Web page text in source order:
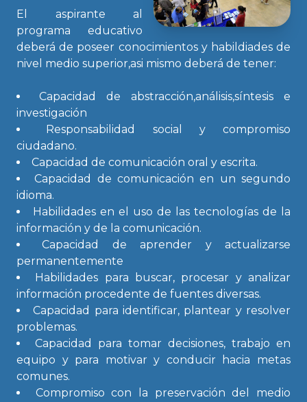
El aspirante al
programa educativo
deberá de poseer conocimientos y habildiades de
nivel medio superior,asi mismo deberá de tener:
Capacidad de abstracción,análisis,síntesis e
investigación
Responsabilidad social y compromiso
ciudadano.
Capacidad de comunicación oral y escrita.
Capacidad de comunicación en un segundo
idioma.
Habilidades en el uso de las tecnologías de la
información y de la comunicación.
Capacidad de aprender y actualizarse
permanentemente
Habilidades para buscar, procesar y analizar
información procedente de fuentes diversas.
Capacidad para identificar, plantear y resolver
problemas.
Capacidad para tomar decisiones, trabajo en
equipo y para motivar y conducir hacia metas
comunes.
Compromiso con la preservación del medio